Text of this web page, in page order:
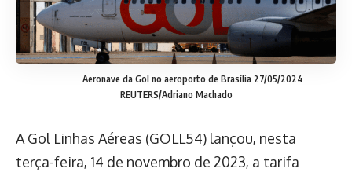
Aeronave da Gol no aeroporto de Brasília 27/05/2024
REUTERS/Adriano Machado
A Gol Linhas Aéreas (GOLL54) lançou, nesta
terça-feira, 14 de novembro de 2023, a tarifa